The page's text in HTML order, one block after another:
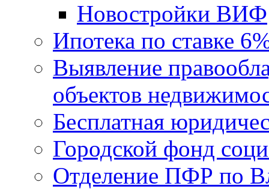
Новостройки ВИФ
Ипотека по ставке
Выявление
объектов
Бесплатная
Городской фонд
Отделение ПФР по